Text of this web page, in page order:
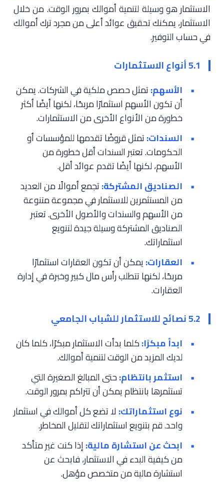
الاستثمار هو وسيلة لتنمية أموالك بمرور الوقت. من خلال
الاستثمار، يمكنك تحقيق عوائد أعلى من مجرد ترك أموالك
في حساب التوفير.
5.1 أنواع الاستثمارات
الأسهم:تمثل حصص ملكية في الشركات. يمكن
أن تكون الأسهم استثمارًا مربحًا، لكنها أيضًا أكثر
خطورة من الأنواع الأخرى من الاستثمارات.
السندات:تمثل قروضًا تقدمها للمؤسسات أو
الحكومات. تعتبر السندات أقل خطورة من
الأسهم، لكنها أيضًا تقدم عوائد أقل.
الصناديق المشتركة:تجمع أموالًا من العديد
من المستثمرين للاستثمار في مجموعة متنوعة
من الأسهم والسندات والأصول الأخرى. تعتبر
الصناديق المشتركة وسيلة جيدة لتنويع
استثماراتك.
العقارات:يمكن أن تكون العقارات استثمارًا
مربحًا، لكنها تتطلب رأس مال كبير وخبرة في إدارة
العقارات.
5.2 نصائح للاستثمار للشباب الجامعي
ابدأ مبكرًا:كلما بدأت الاستثمار مبكرًا، كلما كان
لديك المزيد من الوقت لتنمية أموالك.
استثمر بانتظام:حتى المبالغ الصغيرة التي
تستثمرها بانتظام يمكن أن تتراكم بمرور الوقت.
نوع استثماراتك: لا تضع كل أموالك في استثمار
واحد. قم بتنويع استثماراتك لتقليل المخاطر.
ابحث عن استشارة مالية:إذا كنت غير متأكد
من كيفية البدء في الاستثمار، فابحث عن
استشارة مالية من متخصص مؤهل.